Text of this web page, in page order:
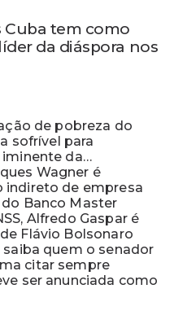
Cuba tem como
da diáspora nos
de pobreza do
sofrível para
iminente da
do Quinto para o
Wagner é
de empresa
Banco Master
Alfredo Gaspar é
Flávio Bolsonaro
quem o senador
citar sempre
ser anunciada como